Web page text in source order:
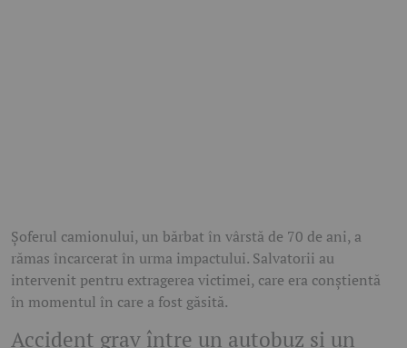
Șoferul camionului, un bărbat în vârstă de 70 de ani, a
rămas încarcerat în urma impactului. Salvatorii au
intervenit pentru extragerea victimei, care era conștientă
în momentul în care a fost găsită.
Accident grav între un autobuz și un